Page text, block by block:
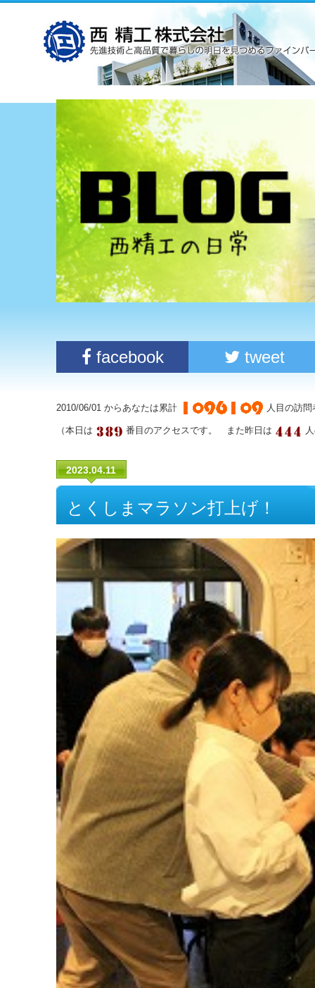
facebook tweet
2010/06/01 からあなたは累計 人目の訪
（本日は 番目のアクセスです。 また昨日は
2023.04.11
とくしまマラソン打上げ！